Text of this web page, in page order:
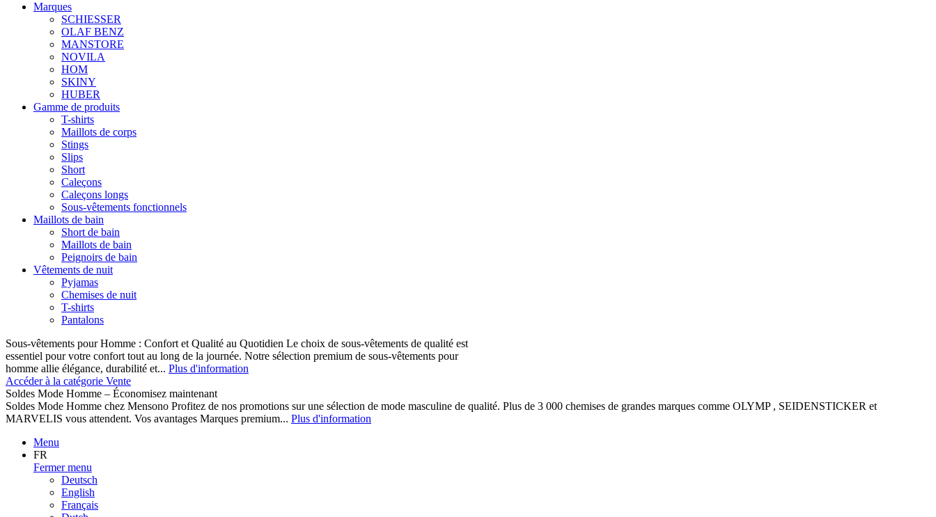
Marques
SCHIESSER
OLAF BENZ
MANSTORE
NOVILA
HOM
SKINY
HUBER
Gamme de produits
T-shirts
Maillots de corps
Stings
Slips
Short
Caleçons
Caleçons longs
Sous-vêtements fonctionnels
Maillots de bain
Short de bain
Maillots de bain
Peignoirs de bain
Vêtements de nuit
Pyjamas
Chemises de nuit
T-shirts
Pantalons
Sous-vêtements pour Homme : Confort et Qualité au Quotidien Le choix de sous-vêtements de qualité est
essentiel pour votre confort tout au long de la journée. Notre sélection premium de sous-vêtements pour
homme allie élégance, durabilité et... Plus d'information
Accéder à la catégorie Vente
Soldes Mode Homme – Économisez maintenant
Soldes Mode Homme chez Mensono Profitez de nos promotions sur une sélection de mode masculine de qualité. Plus de 3 000 chemises de grandes marques comme OLYMP , SEIDENSTICKER et
MARVELIS vous attendent. Vos avantages Marques premium... Plus d'information
Menu
FR
Fermer menu
Deutsch
English
Français